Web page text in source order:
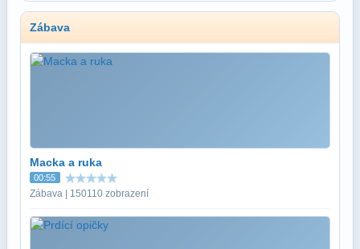
Zábava
Macka a ruka
00:55
Zábava | 150110 zobrazení